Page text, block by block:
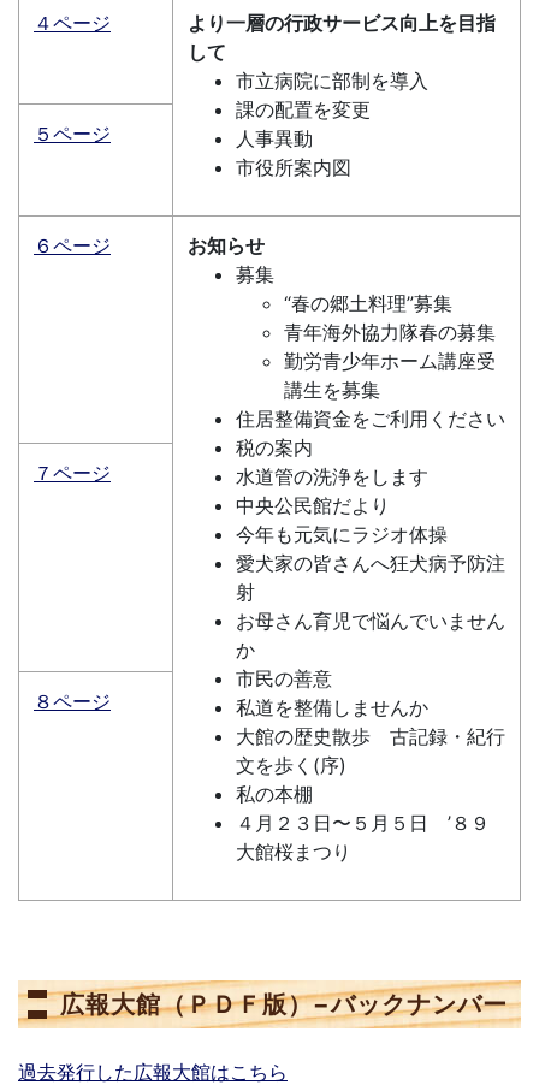
４ページ
より一層の行政サービス向上を目指
して
市立病院に部制を導入
課の配置を変更
人事異動
市役所案内図
５ページ
６ページ
お知らせ
募集
“春の郷土料理”募集
青年海外協力隊春の募集
勤労青少年ホーム講座受
講生を募集
住居整備資金をご利用ください
税の案内
水道管の洗浄をします
中央公民館だより
今年も元気にラジオ体操
愛犬家の皆さんへ狂犬病予防注
射
お母さん育児で悩んでいません
か
市民の善意
私道を整備しませんか
大館の歴史散歩 古記録・紀行
文を歩く(序)
私の本棚
４月２３日〜５月５日 ’８９
大館桜まつり
７ページ
８ページ
広報大館（ＰＤＦ版）−バックナンバー
過去発行した広報大館はこちら